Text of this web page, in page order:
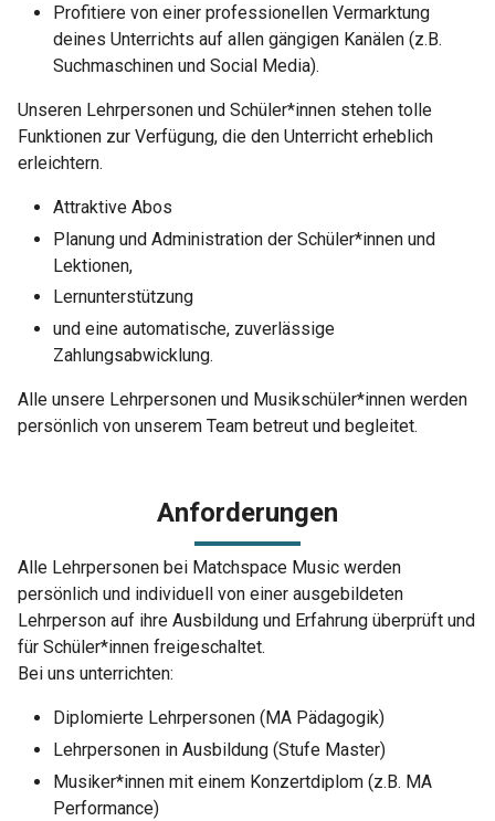
Profitiere von einer professionellen Vermarktung
deines Unterrichts auf allen gängigen Kanälen (z.B.
Suchmaschinen und Social Media).
Unseren Lehrpersonen und Schüler*innen stehen tolle
Funktionen zur Verfügung, die den Unterricht erheblich
erleichtern.
Attraktive Abos
Planung und Administration der Schüler*innen und
Lektionen,
Lernunterstützung
und eine automatische, zuverlässige
Zahlungsabwicklung.
Alle unsere Lehrpersonen und Musikschüler*innen werden
persönlich von unserem Team betreut und begleitet.
Anforderungen
Alle Lehrpersonen bei Matchspace Music werden
persönlich und individuell von einer ausgebildeten
Lehrperson auf ihre Ausbildung und Erfahrung überprüft und
für Schüler*innen freigeschaltet.
Bei uns unterrichten:
Diplomierte Lehrpersonen (MA Pädagogik)
Lehrpersonen in Ausbildung (Stufe Master)
Musiker*innen mit einem Konzertdiplom (z.B. MA
Performance)